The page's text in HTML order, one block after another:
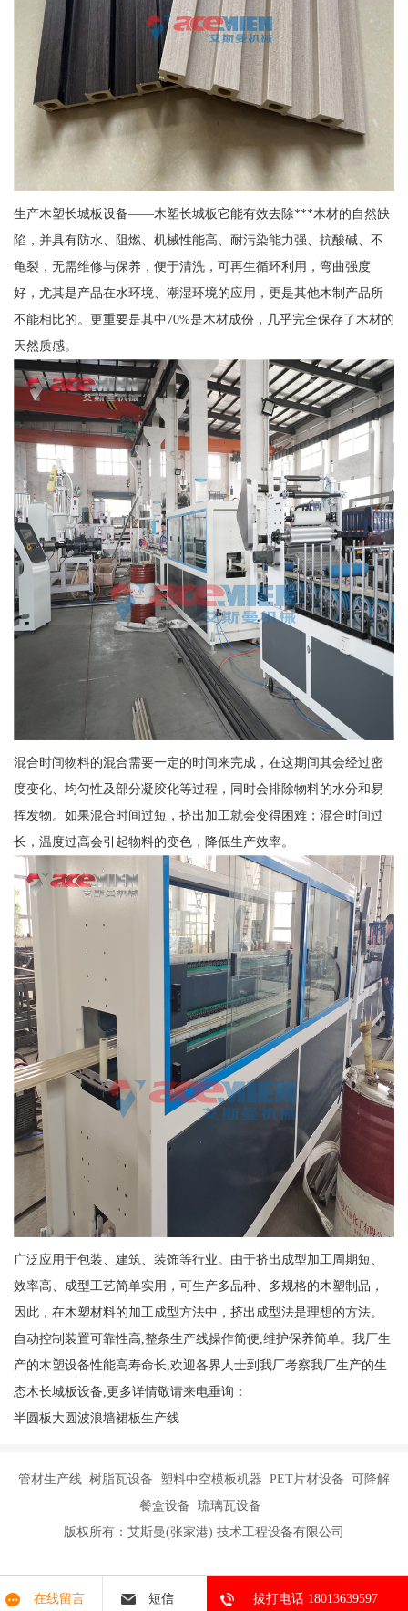
生产木塑长城板设备——木塑长城板它能有效去除***木材的自然缺
陷，并具有防水、阻燃、机械性能高、耐污染能力强、抗酸碱、不
龟裂，无需维修与保养，便于清洗，可再生循环利用，弯曲强度
好，尤其是产品在水环境、潮湿环境的应用，更是其他木制产品所
不能相比的。更重要是其中70%是木材成份，几乎完全保存了木材的
天然质感。
混合时间物料的混合需要一定的时间来完成，在这期间其会经过密
度变化、均匀性及部分凝胶化等过程，同时会排除物料的水分和易
挥发物。如果混合时间过短，挤出加工就会变得困难；混合时间过
长，温度过高会引起物料的变色，降低生产效率。
广泛应用于包装、建筑、装饰等行业。由于挤出成型加工周期短、
效率高、成型工艺简单实用，可生产多品种、多规格的木塑制品，
因此，在木塑材料的加工成型方法中，挤出成型法是理想的方法。
自动控制装置可靠性高,整条生产线操作简便,维护保养简单。我厂生
产的木塑设备性能高寿命长,欢迎各界人士到我厂考察我厂生产的生
态木长城板设备,更多详情敬请来电垂询：
半圆板大圆波浪墙裙板生产线
管材生产线 树脂瓦设备 塑料中空模板机器 PET片材设备 可降解
餐盒设备 琉璃瓦设备
版权所有：艾斯曼(张家港) 技术工程设备有限公司
在线留言 短信 拔打电话 18013639597